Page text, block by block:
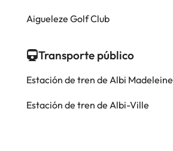
Aigueleze Golf Club
Transporte público
Estación de tren de Albi Madeleine
Estación de tren de Albi-Ville